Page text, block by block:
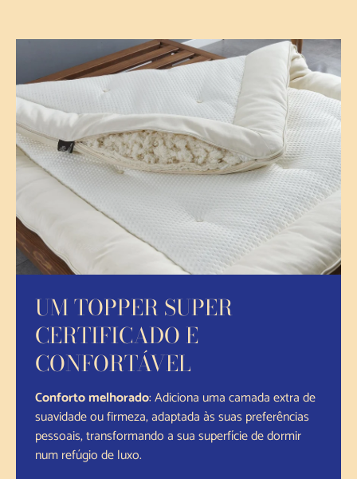
UM TOPPER SUPER
CERTIFICADO E
CONFORTÁVEL
Conforto melhorado: Adiciona uma camada extra de
suavidade ou firmeza, adaptada às suas preferências
pessoais, transformando a sua superfície de dormir
num refúgio de luxo.